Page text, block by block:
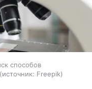
способов
источник: Freepik